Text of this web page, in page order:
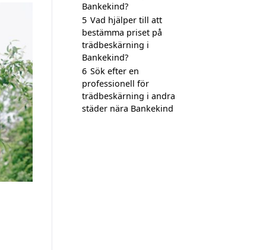
Bankekind?
5 Vad hjälper till att
bestämma priset på
trädbeskärning i
Bankekind?
6 Sök efter en
professionell för
trädbeskärning i andra
städer nära Bankekind